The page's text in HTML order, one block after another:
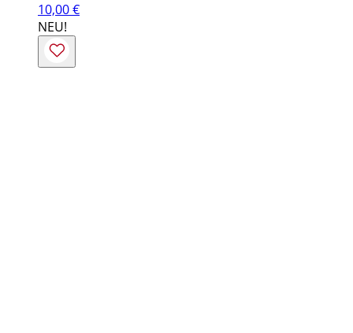
10,00€
NEU!